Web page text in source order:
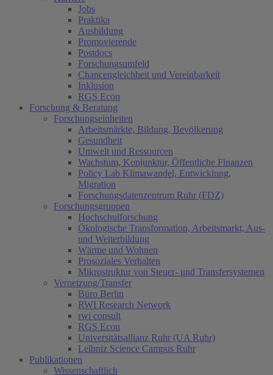
Jobs
Praktika
Ausbildung
Promovierende
Postdocs
Forschungsumfeld
Chancengleichheit und Vereinbarkeit
Inklusion
RGS Econ
Forschung & Beratung
Forschungseinheiten
Arbeitsmärkte, Bildung, Bevölkerung
Gesundheit
Umwelt und Ressourcen
Wachstum, Konjunktur, Öffentliche Finanzen
Policy Lab Klimawandel, Entwicklung,
Migration
Forschungsdatenzentrum Ruhr (FDZ)
Forschungsgruppen
Hochschulforschung
Ökologische Transformation, Arbeitsmarkt, Aus-
und Weiterbildung
Wärme und Wohnen
Prosoziales Verhalten
Mikrostruktur von Steuer- und Transfersystemen
Vernetzung/Transfer
Büro Berlin
RWI Research Network
rwi consult
RGS Econ
Universitätsallianz Ruhr (UA Ruhr)
Leibniz Science Campus Ruhr
Publikationen
Wissenschaftlich